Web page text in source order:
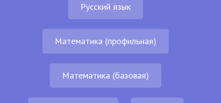
Русский язык
Математика (профильная)
Математика (базовая)